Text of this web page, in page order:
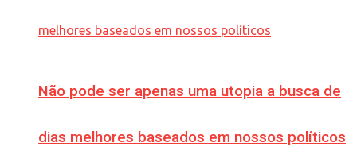
Não pode ser apenas uma utopia a busca de
dias melhores baseados em nossos políticos